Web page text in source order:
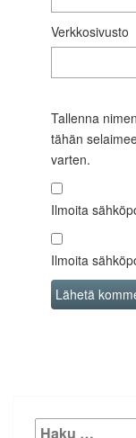
Verkkosivusto
Tallenna
tähän
varten.
Ilmoita
Ilmoita
Etsi: